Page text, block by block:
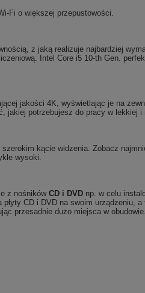
Fi o większej przepustowości.
z jaką realizuje najbardziej
Intel Core i5 10-th Gen.
jakości 4K, wyświetlając je na
jakiej potrzebujesz do pracy w lekkiej i
szerokim kącie widzenia. Zobacz
wysoki.
z nośnikówCD i DVD np. w celu
CD i DVD na swoim
przesadnie dużo miejsca w obudowie.